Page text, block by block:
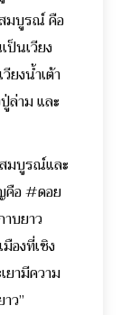
มบูรณ์ คือ
ป็นเวียง
ยงน้ำเต้า
ล่าม และ
มบูรณ์และ
คือ #ดอย
บยาว
องที่เชิง
ยามีความ
ว”